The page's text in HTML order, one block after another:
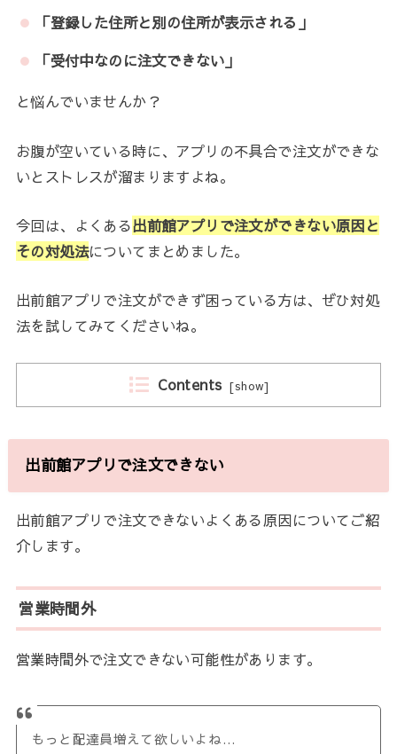
「登録した住所と別の住所が表示される」
「受付中なのに注文できない」
と悩んでいませんか？
お腹が空いている時に、アプリの不具合で注文ができな
いとストレスが溜まりますよね。
今回は、よくある出前館アプリで注文ができない原因と
その対処法についてまとめました。
出前館アプリで注文ができず困っている方は、ぜひ対処
法を試してみてくださいね。
Contents [show]
出前館アプリで注文できない
出前館アプリで注文できないよくある原因についてご紹
介します。
営業時間外
営業時間外で注文できない可能性があります。
もっと配達員増えて欲しいよね…